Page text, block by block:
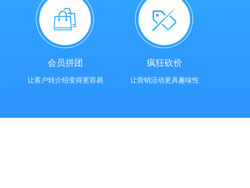
会员拼团
让客户转介绍变得更容易
疯狂砍价
让营销活动更具趣味性